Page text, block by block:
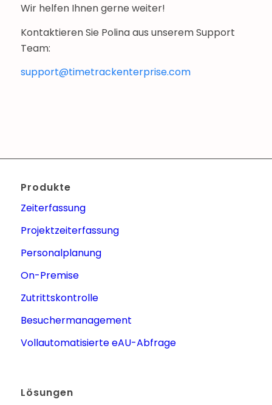
Wir helfen Ihnen gerne weiter!
Kontaktieren Sie Polina aus unserem Support
Team:
support@timetrackenterprise.com
Produkte
Zeiterfassung
Projektzeiterfassung
Personalplanung
On-Premise
Zutrittskontrolle
Besuchermanagement
Vollautomatisierte eAU-Abfrage
Lösungen